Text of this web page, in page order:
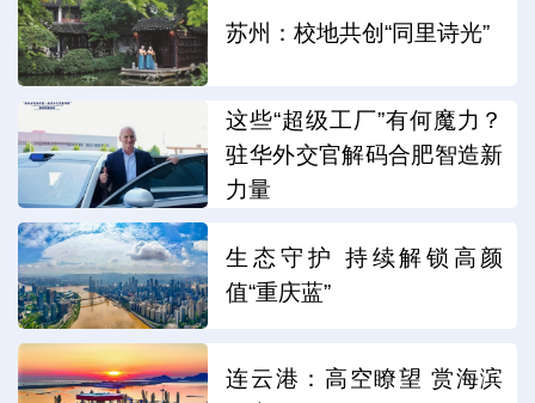
苏州：校地共创“同里诗光”
这些“超级工厂”有何魔力？
驻华外交官解码合肥智造新
力量
生态守护 持续解锁高颜
值“重庆蓝”
连云港：高空瞭望 赏海滨